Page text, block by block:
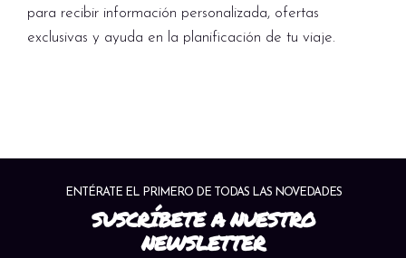
para recibir información personalizada, ofertas
exclusivas y ayuda en la planificación de tu viaje.
ENTÉRATE EL PRIMERO DE TODAS LAS NOVEDADES
SUSCRÍBETE A NUESTRO
NEWSLETTER